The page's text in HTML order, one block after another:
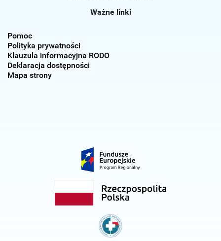
Ważne linki
Pomoc
Polityka prywatności
Klauzula informacyjna RODO
Deklaracja dostępności
Mapa strony